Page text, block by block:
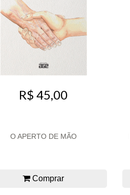
R$ 45,00
O APERTO DE MÃO
Comprar